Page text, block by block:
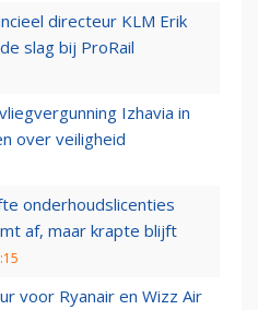
directeur KLM Erik
slag bij ProRail
Izhavia in
over veiligheid
onderhoudslicenties
af, maar krapte blijft
voor Ryanair en Wizz Air